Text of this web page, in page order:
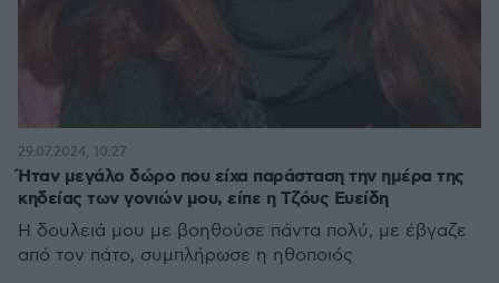
Ήταν μεγάλο δώρο που είχα παράσταση την ημέρα της
κηδείας των γονιών μου, είπε η Τζόυς Ευείδη
Η δουλειά μου με βοηθούσε πάντα πολύ, με έβγαζε
από τον πάτο, συμπλήρωσε η ηθοποιός
29.07.2024, 10:27